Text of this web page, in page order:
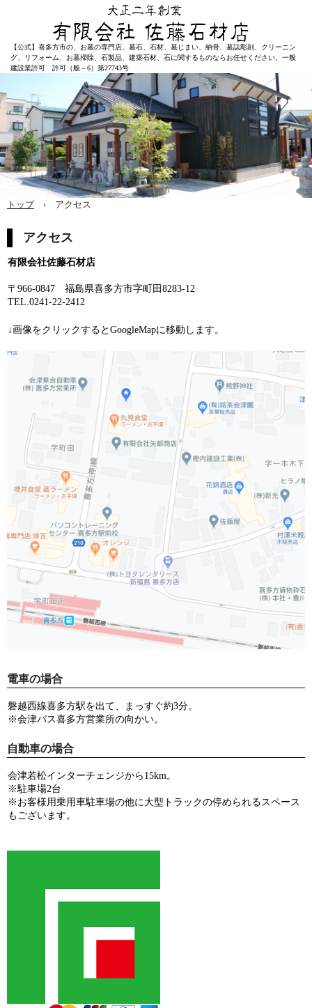
【公式】喜多方市の、お墓の専門店。墓石、石材、墓じまい、納骨、墓誌彫刻、クリーニン
グ、リフォーム、お墓掃除、石製品、建築石材、石に関するものならお任せください。一般
建設業許可 許可（般－6）第27743号
トップ › アクセス
アクセス
有限会社佐藤石材店
〒966-0847 福島県喜多方市字町田8283-12
TEL.0241-22-2412
↓画像をクリックするとGoogleMapに移動します。
電車の場合
磐越西線喜多方駅を出て、まっすぐ約3分。
※会津バス喜多方営業所の向かい。
自動車の場合
会津若松インターチェンジから15km。
※駐車場2台
※お客様用乗用車駐車場の他に大型トラックの停められるスペース
もございます。